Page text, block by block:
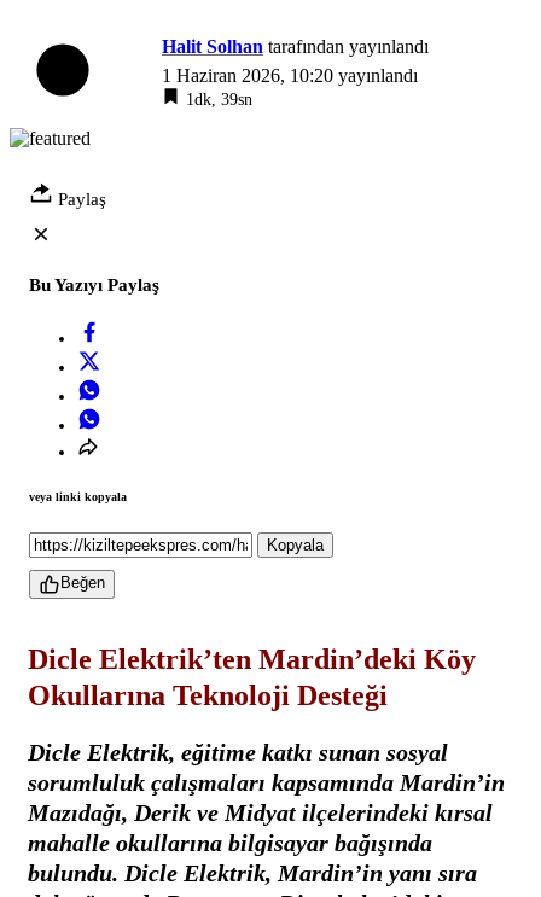
Halit Solhan tarafından yayınlandı
1 Haziran 2026, 10:20 yayınlandı
1dk, 39sn
Paylaş
Bu Yazıyı Paylaş
veya linki kopyala
Kopyala
Beğen
Dicle Elektrik’ten Mardin’deki Köy
Okullarına Teknoloji Desteği
Dicle Elektrik, eğitime katkı sunan sosyal
sorumluluk çalışmaları kapsamında Mardin’in
Mazıdağı, Derik ve Midyat ilçelerindeki kırsal
mahalle okullarına bilgisayar bağışında
bulundu. Dicle Elektrik, Mardin’in yanı sıra